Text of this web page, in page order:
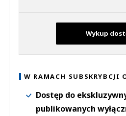
Wykup
W RAMACH SUBSKRYBCJI
Dostęp do
publikowanych